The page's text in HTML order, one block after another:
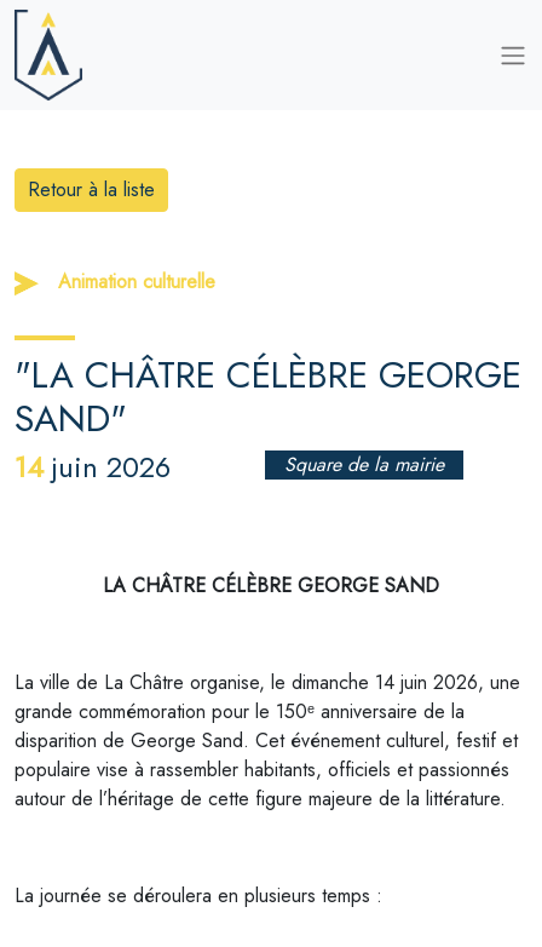
Retour à la liste
Animation culturelle
"LA CHÂTRE CÉLÈBRE GEORGE
SAND"
14juin 2026 Square de la mairie
LA CHÂTRE CÉLÈBRE GEORGE SAND
La ville de La Châtre organise, le dimanche 14 juin 2026, une
grande commémoration pour le 150ᵉ anniversaire de la
disparition de George Sand. Cet événement culturel, festif et
populaire vise à rassembler habitants, officiels et passionnés
autour de l’héritage de cette figure majeure de la littérature.
La journée se déroulera en plusieurs temps :